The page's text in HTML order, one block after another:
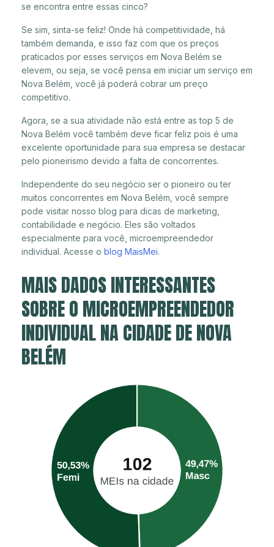
se encontra entre essas cinco?
Se sim, sinta-se feliz! Onde há competitividade, há
também demanda, e isso faz com que os preços
praticados por esses serviços em Nova Belém se
elevem, ou seja, se você pensa em iniciar um serviço em
Nova Belém, você já poderá cobrar um preço
competitivo.
Agora, se a sua atividade não está entre as top 5 de
Nova Belém você também deve ficar feliz pois é uma
excelente oportunidade para sua empresa se destacar
pelo pioneirismo devido a falta de concorrentes.
Independente do seu negócio ser o pioneiro ou ter
muitos concorrentes em Nova Belém, você sempre
pode visitar nosso blog para dicas de marketing,
contabilidade e negócio. Eles são voltados
especialmente para você, microempreendedor
individual. Acesse o blog MaisMei.
MAIS DADOS INTERESSANTES
SOBRE O MICROEMPREENDEDOR
INDIVIDUAL NA CIDADE DE NOVA
BELÉM